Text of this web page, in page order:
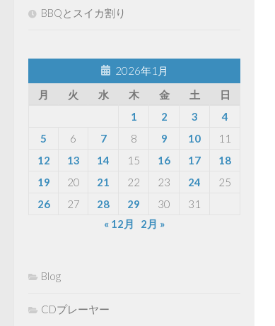
BBQとスイカ割り
2026年1月
月
火 水 木 金 土
日
1
2 3
4
5
6 7 8 9 10
11
12
13 14 15 16 17
18
19
20 21 22 23 24
25
26
27 28 29 30
31
« 12月
2月 »
Blog
CDプレーヤー